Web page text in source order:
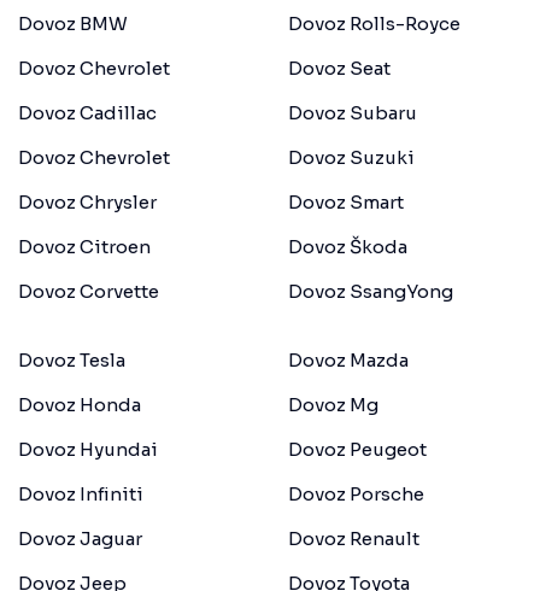
Dovoz BMW
Dovoz Chevrolet
Dovoz Cadillac
Dovoz Chevrolet
Dovoz Chrysler
Dovoz Citroen
Dovoz Corvette
Dovoz Rolls-Royce
Dovoz Seat
Dovoz Subaru
Dovoz Suzuki
Dovoz Smart
Dovoz Škoda
Dovoz SsangYong
Dovoz Tesla
Dovoz Honda
Dovoz Hyundai
Dovoz Infiniti
Dovoz Jaguar
Dovoz Jeep
Dovoz Mazda
Dovoz Mg
Dovoz Peugeot
Dovoz Porsche
Dovoz Renault
Dovoz Toyota